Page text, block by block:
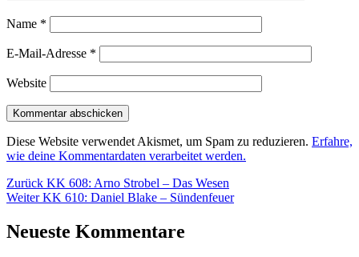
Name *
E-Mail-Adresse *
Website
Diese Website verwendet Akismet, um Spam zu reduzieren. Erfahre,
wie deine Kommentardaten verarbeitet werden.
Beitragsnavigation
Zurück Vorheriger
Beitrag:
KK 608: Arno Strobel – Das Wesen
Weiter Nächster
KK 610: Daniel Blake – Sündenfeuer
Neueste Kommentare